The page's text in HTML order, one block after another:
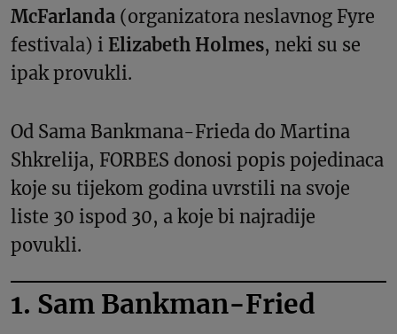
McFarlanda (organizatora neslavnog Fyre
festivala) i Elizabeth Holmes, neki su se
ipak provukli.
Od Sama Bankmana-Frieda do Martina
Shkrelija, FORBES donosi popis pojedinaca
koje su tijekom godina uvrstili na svoje
liste 30 ispod 30, a koje bi najradije
povukli.
1. Sam Bankman-Fried